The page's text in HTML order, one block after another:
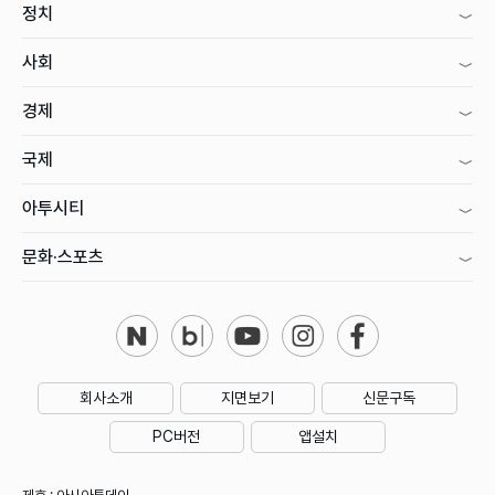
정치
사회
경제
국제
아투시티
문화·스포츠
회사소개 지면보기 신문구독
PC버전 앱설치